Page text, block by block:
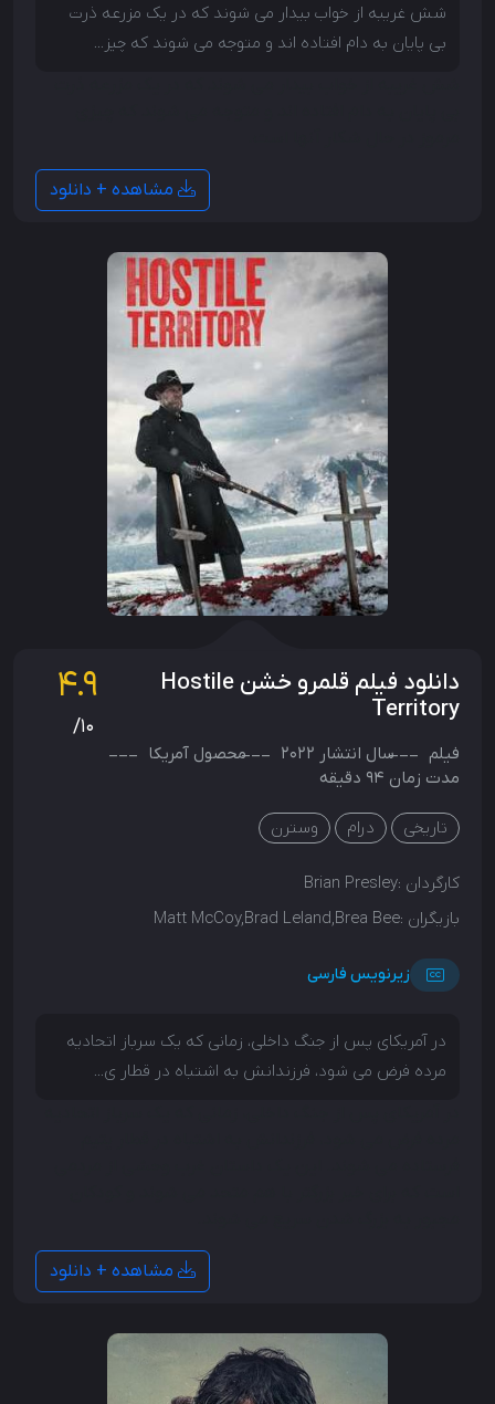
شش غریبه از خواب بیدار می شوند که در یک مزرعه ذرت
بی پایان به دام افتاده اند و متوجه می شوند که چیز...
مشاهده + دانلود
دانلود فیلم قلمرو خشن Hostile
Territory
4.9
/10
فیلم سال انتشار 2022 محصول آمریکا
مدت زمان 94 دقیقه
تاریخی درام وسترن
کارگردان :Brian Presley
بازیگران :Matt McCoy,Brad Leland,Brea Bee
زیرنویس فارسی
در آمریکای پس از جنگ داخلی، زمانی که یک سرباز اتحادیه
مرده فرض می شود، فرزندانش به اشتباه در قطار ی...
مشاهده + دانلود